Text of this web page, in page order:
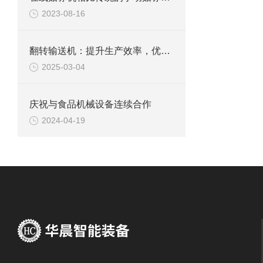
2023-08-16
翻转输送机：提升生产效率，优化物流运输
2025-03-04
庆祝与食品机械设备连续合作
2024-04-19